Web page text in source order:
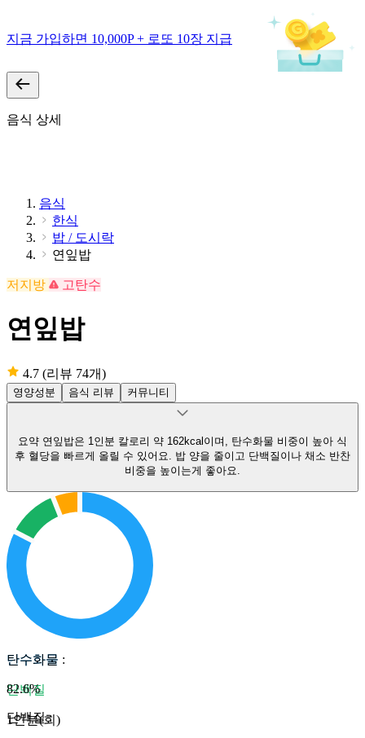
지금 가입하면 10,000P + 로또 10장 지급
음식 상세
음식
한식
밥 / 도시락
연잎밥
저지방 고탄수
연잎밥
4.7 (리뷰 74개)
영양성분 음식 리뷰 커뮤니티
요약 연잎밥은 1인분 칼로리 약 162kcal이며, 탄수화물 비중이 높아 식
후 혈당을 빠르게 올릴 수 있어요. 밥 양을 줄이고 단백질이나 채소 반찬
비중을 높이는게 좋아요.
탄수화물
단백질
1인분(회)
탄수화물 :
82.6%
단백질: